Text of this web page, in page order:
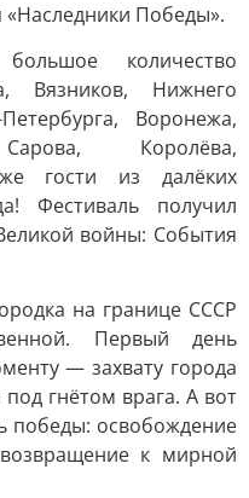
«Наследники Победы».
количество
Вязников, Нижнего
Воронежа,
Сарова, Королёва,
гости из далёких
Фестиваль получил
войны: События
на границе СССР
Первый день
— захвату города
гнётом врага. А вот
победы: освобождение
к мирной